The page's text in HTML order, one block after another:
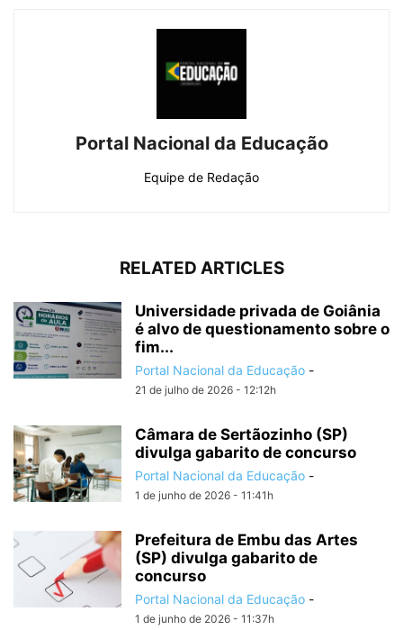
Portal Nacional da Educação
Equipe de Redação
RELATED ARTICLES
Universidade privada de Goiânia
é alvo de questionamento sobre o
fim...
Portal Nacional da Educação -
21 de julho de 2026 - 12:12h
Câmara de Sertãozinho (SP)
divulga gabarito de concurso
Portal Nacional da Educação -
1 de junho de 2026 - 11:41h
Prefeitura de Embu das Artes
(SP) divulga gabarito de
concurso
Portal Nacional da Educação -
1 de junho de 2026 - 11:37h